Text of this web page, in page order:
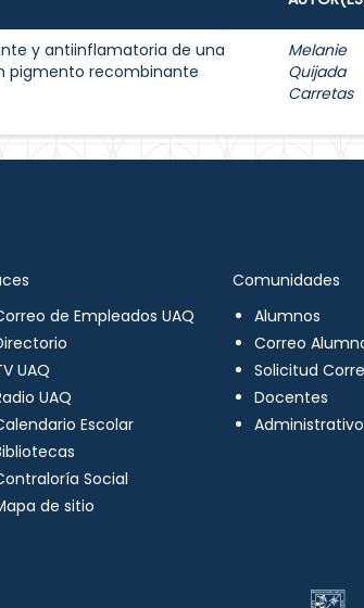
y antiinflamatoria de una
pigmento recombinante
Melanie
Quijada
Carretas
de Empleados UAQ
UAQ
UAQ
Escolar
Social
de sitio
Comunidades
Alumnos
Correo
Solicitud
Docentes